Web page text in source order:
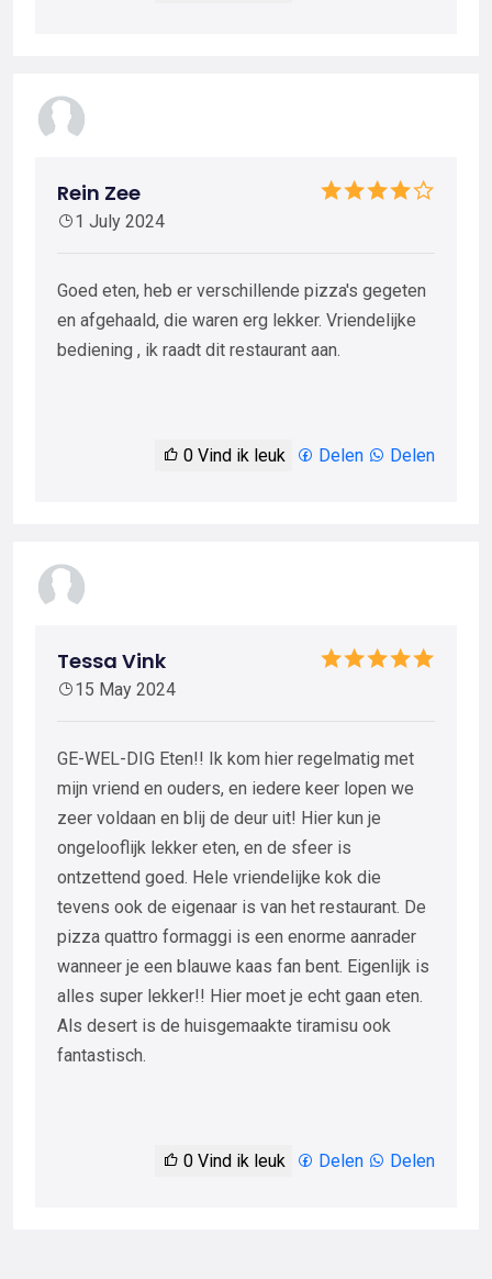
Rein Zee
1 July 2024
Goed eten, heb er verschillende pizza's gegeten
en afgehaald, die waren erg lekker. Vriendelijke
bediening , ik raadt dit restaurant aan.
0 Vind ik leuk Delen Delen
Tessa Vink
15 May 2024
GE-WEL-DIG Eten!! Ik kom hier regelmatig met
mijn vriend en ouders, en iedere keer lopen we
zeer voldaan en blij de deur uit! Hier kun je
ongelooflijk lekker eten, en de sfeer is
ontzettend goed. Hele vriendelijke kok die
tevens ook de eigenaar is van het restaurant. De
pizza quattro formaggi is een enorme aanrader
wanneer je een blauwe kaas fan bent. Eigenlijk is
alles super lekker!! Hier moet je echt gaan eten.
Als desert is de huisgemaakte tiramisu ook
fantastisch.
0 Vind ik leuk Delen Delen